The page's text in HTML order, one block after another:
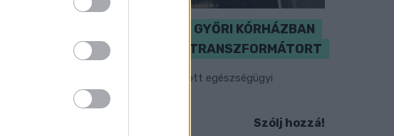
KICSERÉLTÉK A GYŐRI KÓRHÁZBAN
MEGHIBÁSODOTT TRANSZFORMÁTORT
Megkezdték az elhalasztott egészségügyi
ellátásokat.
Szólj hozzá!